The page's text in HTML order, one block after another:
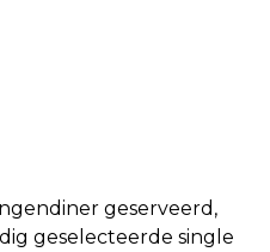
geserveerd,
geselecteerde single